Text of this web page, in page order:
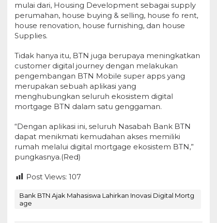
mulai dari, Housing Development sebagai supply
perumahan, house buying & selling, house fo rent,
house renovation, house furnishing, dan house
Supplies.
Tidak hanya itu, BTN juga berupaya meningkatkan
customer digital journey dengan melakukan
pengembangan BTN Mobile super apps yang
merupakan sebuah aplikasi yang
menghubungkan seluruh ekosistem digital
mortgage BTN dalam satu genggaman.
“Dengan aplikasi ini, seluruh Nasabah Bank BTN
dapat menikmati kemudahan akses memiliki
rumah melalui digital mortgage ekosistem BTN,”
pungkasnya.(Red)
Post Views: 107
Bank BTN Ajak Mahasiswa Lahirkan Inovasi Digital Mortg
age